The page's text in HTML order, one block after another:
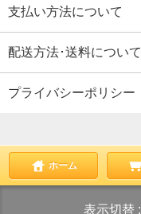
支払い方法について
配送方法･送料について
プライバシーポリシー
ホーム
表示切替 :